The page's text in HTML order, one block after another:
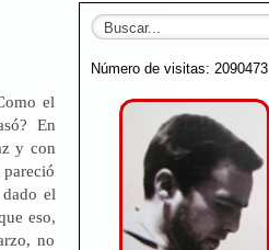
el
En
y con
el
eso,
no
Número de visitas: 2090473